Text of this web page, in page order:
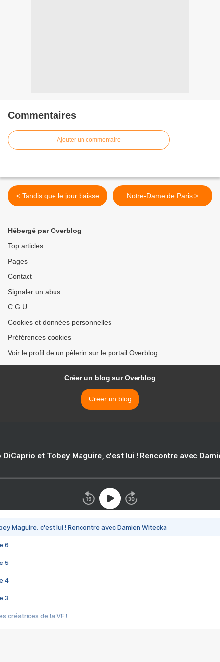
Commentaires
Ajouter un commentaire
< Tandis que le jour baisse Notre-Dame de Paris >
Hébergé par Overblog
Top articles
Pages
Contact
Signaler un abus
C.G.U.
Cookies et données personnelles
Préférences cookies
Voir le profil de un pèlerin sur le portail Overblog
Créer un blog sur Overblog
Créer un blog
DiCaprio et Tobey Maguire, c'est lui ! Rencontre avec
Maguire, c'est lui ! Rencontre avec Damien Witecka
6
5
4
3
créatrices de la VF !